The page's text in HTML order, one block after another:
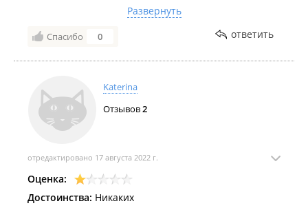
здорово! Заказывала также торт на день рождения,
все предпочтения учли, с декором помогли
определиться. Многие пишут про обслуживание в
проконсультируют и хорошего дня пожелают 😁
Развернуть
Спасибо 0 ответить
Katerina
Отзывов2
отредактировано 17 августа 2022 г.
Оценка:
Достоинства: Никаких